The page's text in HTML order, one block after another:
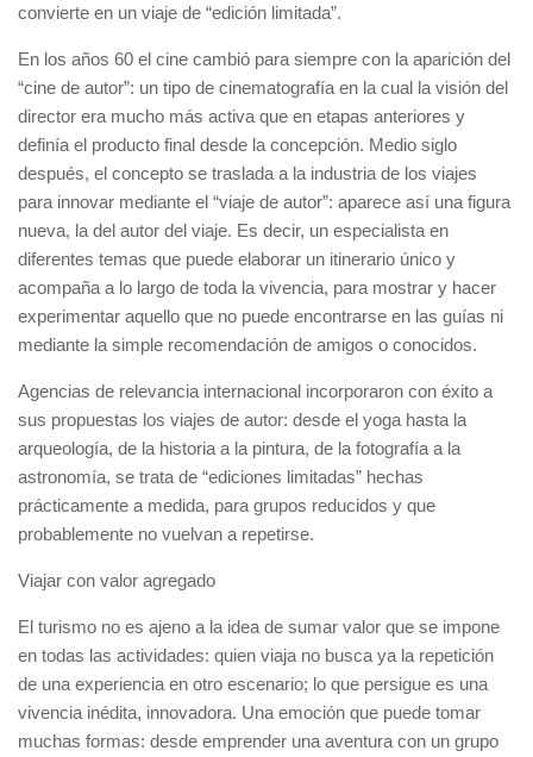
convierte en un viaje de “edición limitada”.
En los años 60 el cine cambió para siempre con la aparición del
“cine de autor”: un tipo de cinematografía en la cual la visión del
director era mucho más activa que en etapas anteriores y
definía el producto final desde la concepción. Medio siglo
después, el concepto se traslada a la industria de los viajes
para innovar mediante el “viaje de autor”: aparece así una figura
nueva, la del autor del viaje. Es decir, un especialista en
diferentes temas que puede elaborar un itinerario único y
acompaña a lo largo de toda la vivencia, para mostrar y hacer
experimentar aquello que no puede encontrarse en las guías ni
mediante la simple recomendación de amigos o conocidos.
Agencias de relevancia internacional incorporaron con éxito a
sus propuestas los viajes de autor: desde el yoga hasta la
arqueología, de la historia a la pintura, de la fotografía a la
astronomía, se trata de “ediciones limitadas” hechas
prácticamente a medida, para grupos reducidos y que
probablemente no vuelvan a repetirse.
Viajar con valor agregado
El turismo no es ajeno a la idea de sumar valor que se impone
en todas las actividades: quien viaja no busca ya la repetición
de una experiencia en otro escenario; lo que persigue es una
vivencia inédita, innovadora. Una emoción que puede tomar
muchas formas: desde emprender una aventura con un grupo